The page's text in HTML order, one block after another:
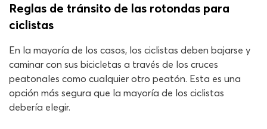
Reglas de tránsito de las rotondas para
ciclistas
En la mayoría de los casos, los ciclistas deben bajarse y
caminar con sus bicicletas a través de los cruces
peatonales como cualquier otro peatón. Esta es una
opción más segura que la mayoría de los ciclistas
debería elegir.